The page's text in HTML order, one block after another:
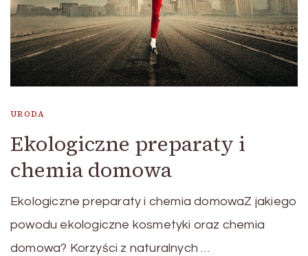
URODA
Ekologiczne preparaty i
chemia domowa
Ekologiczne preparaty i chemia domowaZ jakiego
powodu ekologiczne kosmetyki oraz chemia
domowa? Korzyści z naturalnych …